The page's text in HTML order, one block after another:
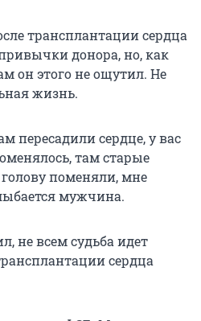
трансплантации сердца
донора, но, как
он этого не ощутил. Не
жизнь.
пересадили сердце, у вас
там старые
поменяли, мне
мужчина.
не всем судьба идет
сердца